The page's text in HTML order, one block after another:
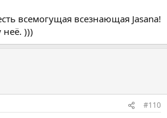
всемогущая всезнающая Jasana!
)))
#110